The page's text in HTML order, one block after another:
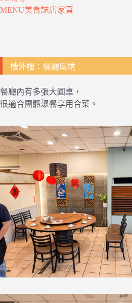
MENU美食誌店家頁
樓外樓：餐廳環境
餐廳內有多張大圓桌，
很適合團體聚餐享用合菜。